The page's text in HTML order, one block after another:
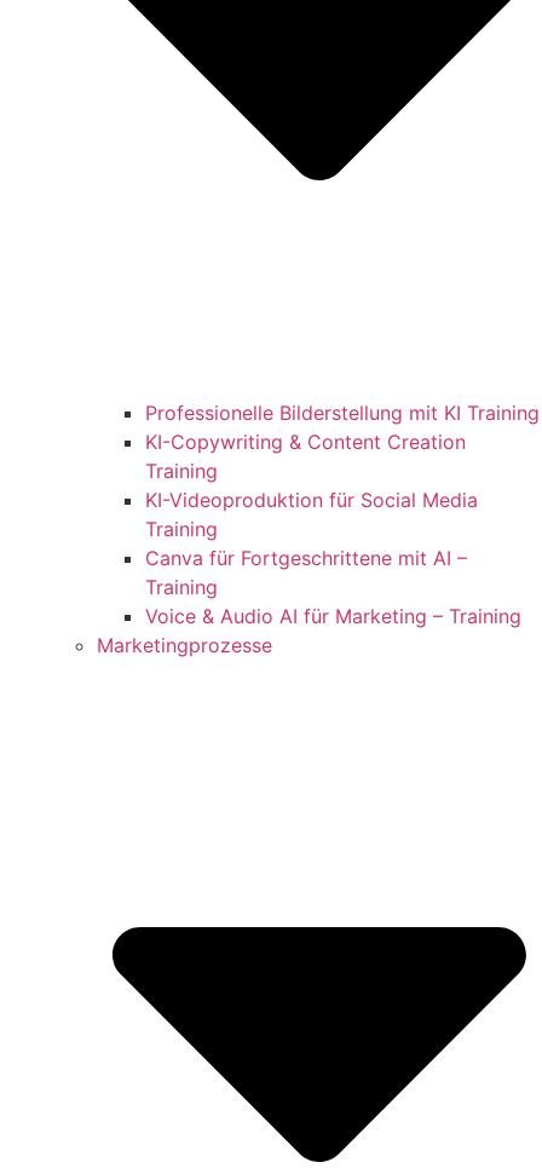
Professionelle Bilderstellung mit KI Training
KI-Copywriting & Content Creation
Training
KI-Videoproduktion für Social Media
Training
Canva für Fortgeschrittene mit AI –
Training
Voice & Audio AI für Marketing – Training
Marketingprozesse